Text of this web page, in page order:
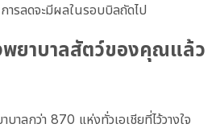
ารลดจะมีผลในรอบบิลถัดไป
พยาบาลสัตว์ของคุณแล้ว
าลกว่า 870 แห่งทั่วเอเชียที่ไว้วางใจ